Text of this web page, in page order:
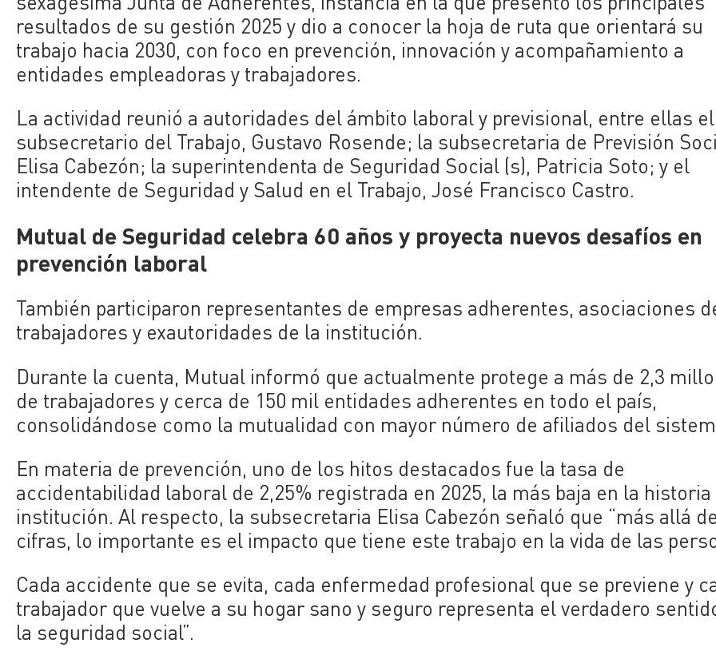
resultados de su gestión 2025 y dio a conocer la hoja de ruta que orientará su
trabajo hacia 2030, con foco en prevención, innovación y acompañamiento a
entidades empleadoras y trabajadores.
La actividad reunió a autoridades del ámbito laboral y previsional, entre ellas el
subsecretario del Trabajo, Gustavo Rosende; la subsecretaria de Previsión
Elisa Cabezón; la superintendenta de Seguridad Social (s), Patricia Soto; y el
intendente de Seguridad y Salud en el Trabajo, José Francisco Castro.
Mutual de Seguridad celebra 60 años y proyecta nuevos desafíos en
prevención laboral
También participaron representantes de empresas adherentes, asociaciones
trabajadores y exautoridades de la institución.
Durante la cuenta, Mutual informó que actualmente protege a más de 2,3
de trabajadores y cerca de 150 mil entidades adherentes en todo el país,
consolidándose como la mutualidad con mayor número de afiliados del
En materia de prevención, uno de los hitos destacados fue la tasa de
accidentabilidad laboral de 2,25% registrada en 2025, la más baja en la
institución. Al respecto, la subsecretaria Elisa Cabezón señaló que “más allá
cifras, lo importante es el impacto que tiene este trabajo en la vida de las
Cada accidente que se evita, cada enfermedad profesional que se previene y
trabajador que vuelve a su hogar sano y seguro representa el verdadero
la seguridad social”.